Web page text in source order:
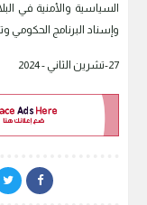
السياسية والأمنية في
وإسناد البرنامج الحكومي
27-تشرين الثاني - 2024